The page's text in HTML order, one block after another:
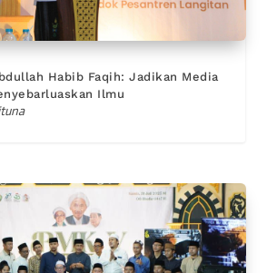
Habib Faqih: Jadikan Media
Ilmu